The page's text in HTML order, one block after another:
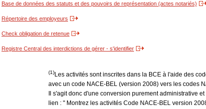
Base de données des statuts et des pouvoirs de représentation (actes notariés)
Répertoire des employeurs
Check obligation de retenue
Registre Central des interdictions de gérer - s'identifier
(1)Les activités sont inscrites dans la BCE à l'aide des
avec un code NACE-BEL (version 2008) vers les codes
Il s'agit donc d'une conversion purement administrative
lien : " Montrez les activités Code NACE-BEL version